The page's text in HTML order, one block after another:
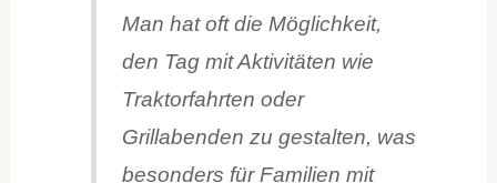
Man hat oft die Möglichkeit,
den Tag mit Aktivitäten wie
Traktorfahrten oder
Grillabenden zu gestalten, was
besonders für Familien mit